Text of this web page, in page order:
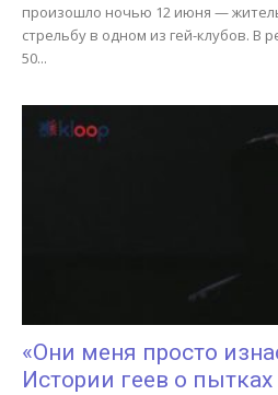
произошло ночью 12 июня —
стрельбу в одном из гей-клубов. В
50...
«Они меня просто
Истории геев о